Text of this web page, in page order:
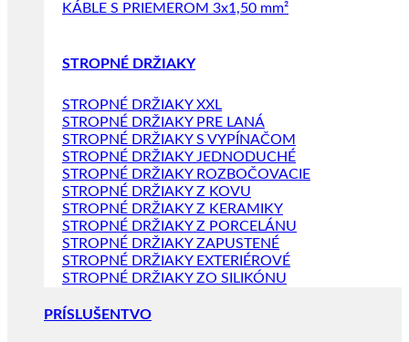
KÁBLE S PRIEMEROM 3x1,50 mm²
STROPNÉ DRŽIAKY
STROPNÉ DRŽIAKY XXL
STROPNÉ DRŽIAKY PRE LANÁ
STROPNÉ DRŽIAKY S VYPÍNAČOM
STROPNÉ DRŽIAKY JEDNODUCHÉ
STROPNÉ DRŽIAKY ROZBOČOVACIE
STROPNÉ DRŽIAKY Z KOVU
STROPNÉ DRŽIAKY Z KERAMIKY
STROPNÉ DRŽIAKY Z PORCELÁNU
STROPNÉ DRŽIAKY ZAPUSTENÉ
STROPNÉ DRŽIAKY EXTERIÉROVÉ
STROPNÉ DRŽIAKY ZO SILIKÓNU
PRÍSLUŠENTVO